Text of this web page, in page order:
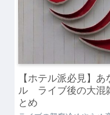
【ホテル派必見】
ル ライブ後の大混
とめ